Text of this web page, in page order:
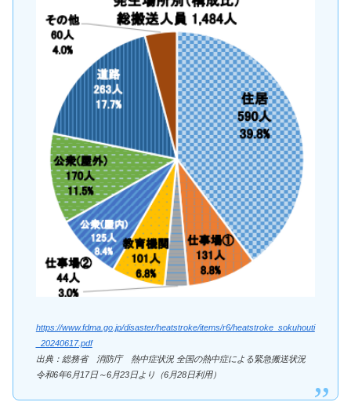
https://www.fdma.go.jp/disaster/heatstroke/items/r6/heatstroke_sokuhouti
_20240617.pdf
出典：総務省 消防庁 熱中症状況 全国の熱中症による緊急搬送状況
令和6年6月17日～6月23日より（6月28日利用）